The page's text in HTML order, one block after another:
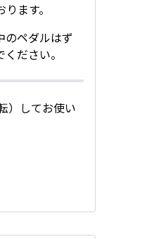
ます。
のペダルはず
ださい。
）してお使い